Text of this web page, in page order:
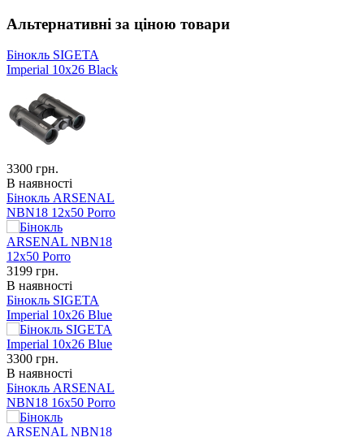
Альтернативні за ціною товари
Бінокль SIGETA
Imperial 10x26 Black
3300 грн.
В наявності
Бінокль ARSENAL
NBN18 12x50 Porro
3199 грн.
В наявності
Бінокль SIGETA
Imperial 10x26 Blue
3300 грн.
В наявності
Бінокль ARSENAL
NBN18 16x50 Porro